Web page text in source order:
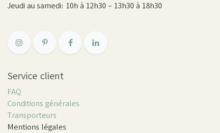
Jeudi au samedi: 10h à 12h30 - 13h30 à 18h30
Service client
FAQ
Conditions générales
Transporteurs
Mentions légales